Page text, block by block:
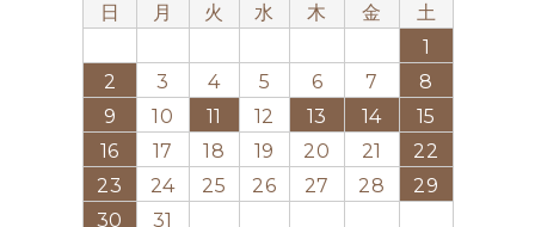
日
月 火 水 木 金
土
1
2
3 4 5 6 7
8
9
10 11 12 13 14
15
16
17 18 19 20 21
22
23
24 25 26 27 28
29
30
31